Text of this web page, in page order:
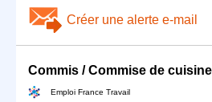
Créer une alerte e-mail
Commis / Commise de
Emploi France Travail